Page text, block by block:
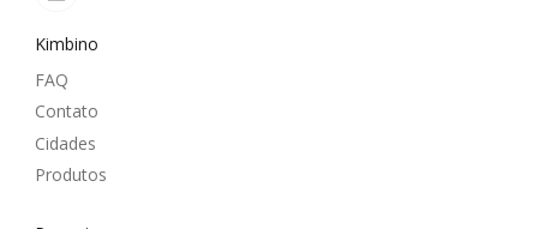
Kimbino
FAQ
Contato
Cidades
Produtos